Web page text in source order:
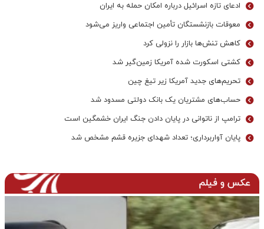
ادعای تازه اسرائیل درباره امکان حمله به ایران
معوقات بازنشستگان تأمین اجتماعی واریز می‌شود
کاهش تنش‌ها بازار را نزولی کرد
کشتی اسکورت شده آمریکا زمین‌گیر شد
تحریم‌های جدید آمریکا زیر تیغ چین
حساب‌های مشتریان یک بانک‌ دولتی مسدود شد
ترامپ از ناتوانی در پایان دادن جنگ ایران خشمگین است
پایان آواربرداری؛ تعداد شهدای جزیره قشم مشخص شد
عکس و فیلم